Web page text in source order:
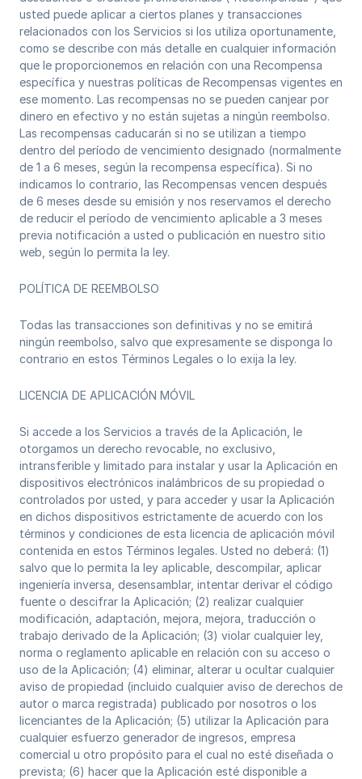
usted puede aplicar a ciertos planes y transacciones
relacionados con los Servicios si los utiliza oportunamente,
como se describe con más detalle en cualquier información
que le proporcionemos en relación con una Recompensa
específica y nuestras políticas de Recompensas vigentes en
ese momento. Las recompensas no se pueden canjear por
dinero en efectivo y no están sujetas a ningún reembolso.
Las recompensas caducarán si no se utilizan a tiempo
dentro del período de vencimiento designado (normalmente
de 1 a 6 meses, según la recompensa específica). Si no
indicamos lo contrario, las Recompensas vencen después
de 6 meses desde su emisión y nos reservamos el derecho
de reducir el período de vencimiento aplicable a 3 meses
previa notificación a usted o publicación en nuestro sitio
web, según lo permita la ley.
POLÍTICA DE REEMBOLSO
Todas las transacciones son definitivas y no se emitirá
ningún reembolso, salvo que expresamente se disponga lo
contrario en estos Términos Legales o lo exija la ley.
LICENCIA DE APLICACIÓN MÓVIL
Si accede a los Servicios a través de la Aplicación, le
otorgamos un derecho revocable, no exclusivo,
intransferible y limitado para instalar y usar la Aplicación en
dispositivos electrónicos inalámbricos de su propiedad o
controlados por usted, y para acceder y usar la Aplicación
en dichos dispositivos estrictamente de acuerdo con los
términos y condiciones de esta licencia de aplicación móvil
contenida en estos Términos legales. Usted no deberá: (1)
salvo que lo permita la ley aplicable, descompilar, aplicar
ingeniería inversa, desensamblar, intentar derivar el código
fuente o descifrar la Aplicación; (2) realizar cualquier
modificación, adaptación, mejora, mejora, traducción o
trabajo derivado de la Aplicación; (3) violar cualquier ley,
norma o reglamento aplicable en relación con su acceso o
uso de la Aplicación; (4) eliminar, alterar u ocultar cualquier
aviso de propiedad (incluido cualquier aviso de derechos de
autor o marca registrada) publicado por nosotros o los
licenciantes de la Aplicación; (5) utilizar la Aplicación para
cualquier esfuerzo generador de ingresos, empresa
comercial u otro propósito para el cual no esté diseñada o
prevista; (6) hacer que la Aplicación esté disponible a